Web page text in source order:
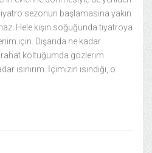
sezonun başlamasına yakın
Hele kışın soğuğunda tiyatroya
için. Dışarıda ne kadar
koltuğumda gözlerim
ısınırım. İçimizin ısındığı, o